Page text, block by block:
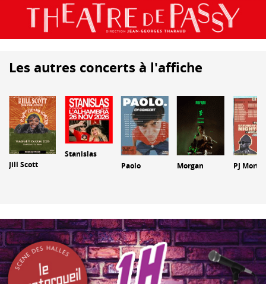
Les autres concerts à l'affiche
Jill Scott
Stanislas
Paolo
Morgan PJ